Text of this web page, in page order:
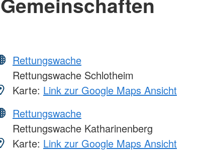
Rettungswache
Rettungswache Schlotheim
Karte: Link zur Google Maps Ansicht
Rettungswache
Rettungswache Katharinenberg
Karte: Link zur Google Maps Ansicht